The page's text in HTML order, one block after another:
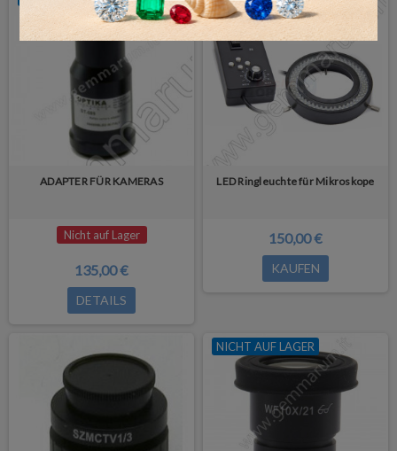
ADAPTER FÜR KAMERAS
Nicht auf Lager
135,00 €
DETAILS
LED Ringleuchte für Mikroskope
150,00 €
KAUFEN
NICHT AUF LAGER